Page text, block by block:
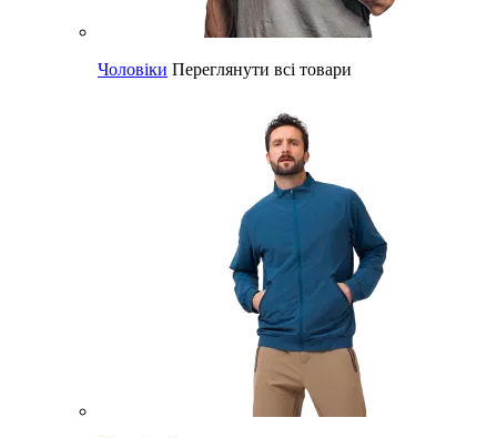
Чоловіки Переглянути всі товари